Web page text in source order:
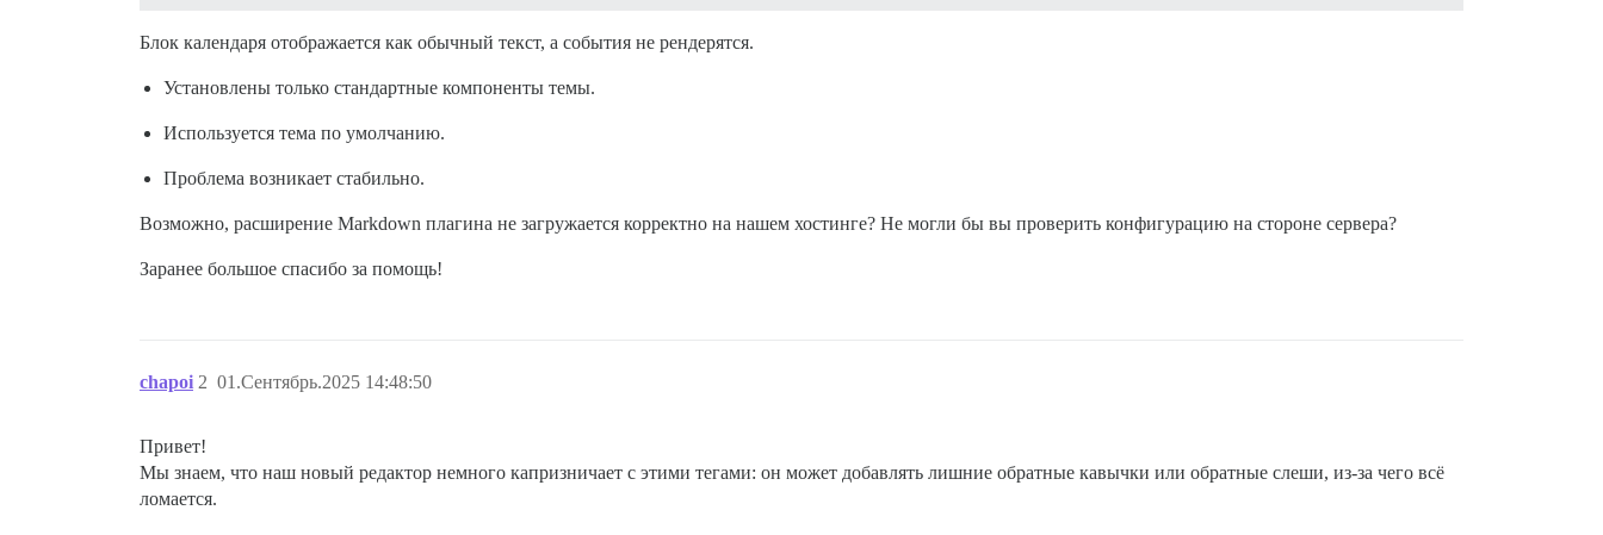
Блок календаря отображается как обычный текст, а события не рендерятся.
Установлены только стандартные компоненты темы.
Используется тема по умолчанию.
Проблема возникает стабильно.
Возможно, расширение Markdown плагина не загружается корректно на нашем хостинге? Не могли бы вы проверить конфигурацию на стороне сервера?
Заранее большое спасибо за помощь!
chapoi 01.Сентябрь.2025 14:48:50
2
Привет!
Мы знаем, что наш новый редактор немного капризничает с этими тегами: он может добавлять лишние обратные кавычки или обратные слеши, из-за чего всё
ломается.